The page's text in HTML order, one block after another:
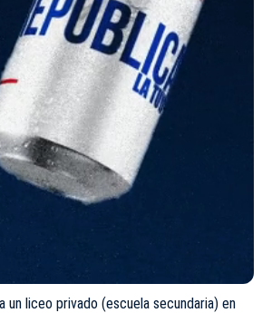
un liceo privado (escuela secundaria) en